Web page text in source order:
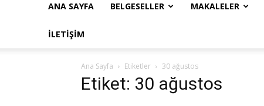
ANA SAYFA BELGESELLER MAKALELER
İLETIŞIM
Ana Sayfa Etiketler 30 ağustos
Etiket: 30 ağustos